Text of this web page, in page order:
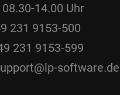
14.00 Uhr
231 9153-500
231 9153-599
software.de